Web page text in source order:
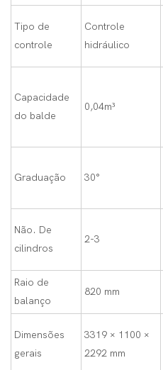
Tipo de
controle
Controle
hidráulico
Capacidade
do balde
0,04m³
Graduação 30°
Não. De
cilindros
2-3
Raio de
balanço
820 mm
Dimensões
gerais
3319 × 1100 ×
2292 mm